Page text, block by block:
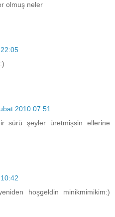
olmuş neler
2010 07:51
sürü şeyler üretmişsin ellerine
hoşgeldin minikmimikim:)